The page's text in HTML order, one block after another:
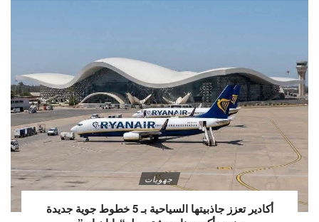
جهويات
أكادير تعزز جاذبيتها السياحية بـ 5 خطوط جوية جديدة